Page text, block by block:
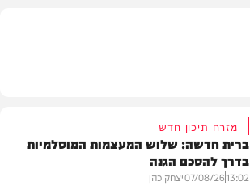
מזרח תיכון חדש
ברית חדשה: שלוש המעצמות המוסלמיות
בדרך להסכם הגנה
13:02
07/08/26יצחק כהן